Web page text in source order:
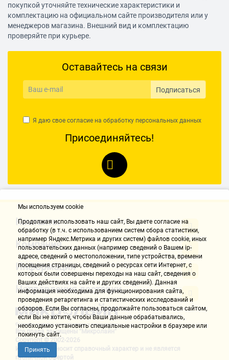
покупкой уточняйте технические характеристики и
комплектацию на официальном сайте производителя или у
менеджеров магазина. Внешний вид и комплектацию
проверяйте при курьере.
Оставайтесь на связи
Подписаться
Я даю свое согласие на обработку персональных данных
Присоединяйтесь!
Контакты
Компания
Информация
Направления доставки
Все права защищены "Микролайн"
Copyright © 2002-2026
Информация носит справочный характер и не является
публичной офертой
Мы используем cookie
Продолжая использовать наш cайт, Вы даете согласие на
обработку (в т.ч. с использованием систем сбора статистики,
например Яндекс.Метрика и других систем) файлов cookie, иных
пользовательских данных (например сведений о Вашем ip-
адресе, сведений о местоположении, типе устройства, времени
посещения страницы, сведений о ресурсах сети Интернет, с
которых были совершены переходы на наш сайт, сведения о
Ваших действиях на сайте и других сведений). Данная
информация необходима для функционирования сайта,
проведения ретаргетинга и статистических исследований и
обзоров. Если Вы согласны, продолжайте пользоваться сайтом,
если Вы не хотите, чтобы Ваши данные обрабатывались,
необходимо установить специальные настройки в браузере или
покинуть сайт.
Принять